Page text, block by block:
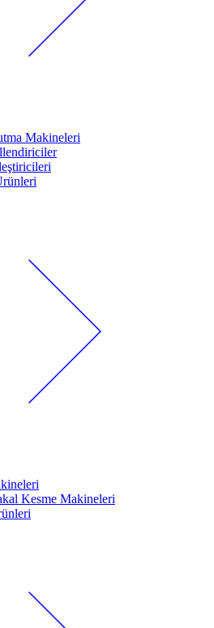
Makineleri
Kesme Makineleri